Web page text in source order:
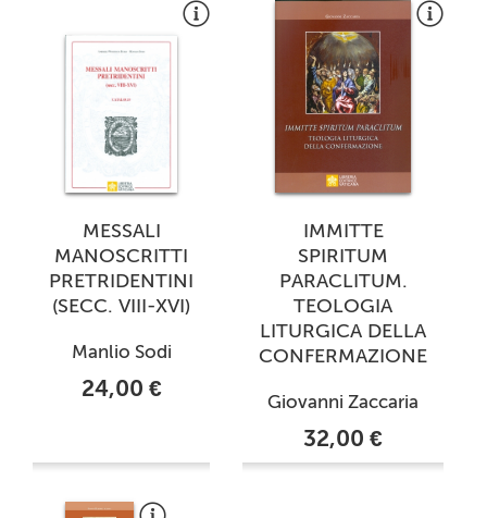
MESSALI
MANOSCRITTI
PRETRIDENTINI
(SECC. VIII-XVI)
Manlio Sodi
24,00 €
IMMITTE
SPIRITUM
PARACLITUM.
TEOLOGIA
LITURGICA DELLA
CONFERMAZIONE
Giovanni Zaccaria
32,00 €